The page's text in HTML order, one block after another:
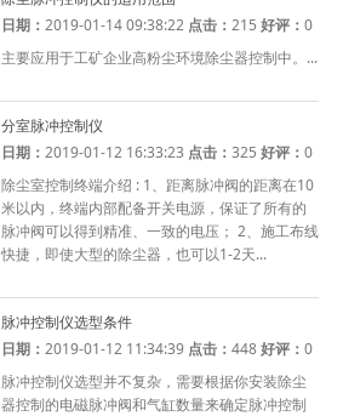
日期：2019-01-14 09:38:22 点击：215好评：0
主要应用于工矿企业高粉尘环境除尘器控制中。...
分室脉冲控制仪
日期：2019-01-12 16:33:23 点击：325好评：0
除尘室控制终端介绍 : 1、距离脉冲阀的距离在10
米以内，终端内部配备开关电源，保证了所有的
脉冲阀可以得到精准、一致的电压； 2、施工布线
快捷，即使大型的除尘器，也可以1-2天...
脉冲控制仪选型条件
日期：2019-01-12 11:34:39 点击：448好评：0
脉冲控制仪选型并不复杂，需要根据你安装除尘
器控制的电磁脉冲阀和气缸数量来确定脉冲控制